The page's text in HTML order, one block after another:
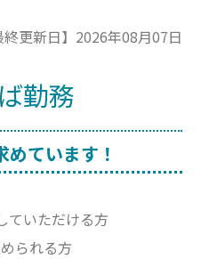
終更新日】2026年08月07日
勤務
めています！
ていただける方
られる方